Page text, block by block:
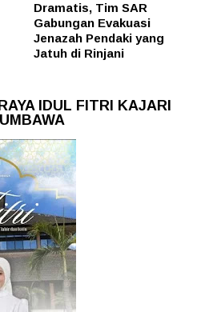
Dramatis, Tim SAR
Gabungan Evakuasi
Jenazah Pendaki yang
Jatuh di Rinjani
IDUL FITRI KAJARI